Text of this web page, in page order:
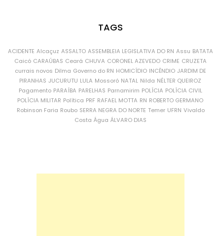
TAGS
ACIDENTE Alcaçuz ASSALTO ASSEMBLEIA LEGISLATIVA DO RN Assu BATATA
Caicó CARAÚBAS Ceará CHUVA CORONEL AZEVEDO CRIME CRUZETA
currais novos Dilma Governo do RN HOMICÍDIO INCÊNDIO JARDIM DE
PIRANHAS JUCURUTU LULA Mossoró NATAL Nilda NÉLTER QUEIROZ
Pagamento PARAÍBA PARELHAS Parnamirim POLÍCIA POLÍCIA CIVIL
POLÍCIA MILITAR Política PRF RAFAEL MOTTA RN ROBERTO GERMANO
Robinson Faria Roubo SERRA NEGRA DO NORTE Temer UFRN Vivaldo
Costa Água ÁLVARO DIAS